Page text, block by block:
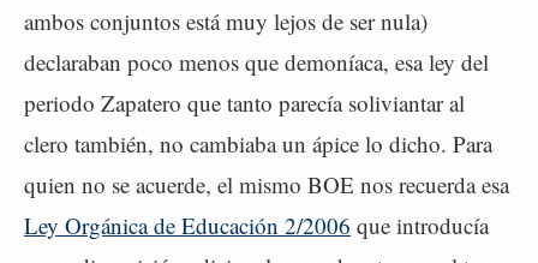
ambos conjuntos está muy lejos de ser nula)
declaraban poco menos que demoníaca, esa ley del
periodo Zapatero que tanto parecía soliviantar al
clero también, no cambiaba un ápice lo dicho. Para
quien no se acuerde, el mismo BOE nos recuerda esa
Ley Orgánica de Educación 2/2006 que introducía